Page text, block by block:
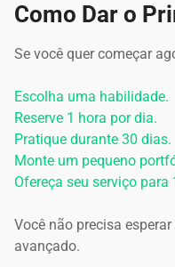
Como Dar o
Se você quer começar
Escolha uma habilidade.
Reserve 1 hora por dia.
Pratique durante 30 dias.
Monte um pequeno
Ofereça seu serviço
Você não precisa
avançado.